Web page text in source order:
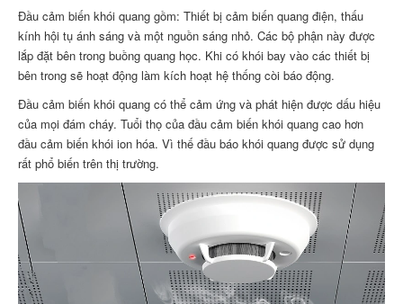
Đầu cảm biến khói quang gồm: Thiết bị cảm biến quang điện, thấu
kính hội tụ ánh sáng và một nguồn sáng nhỏ. Các bộ phận này được
lắp đặt bên trong buồng quang học. Khi có khói bay vào các thiết bị
bên trong sẽ hoạt động làm kích hoạt hệ thống còi báo động.
Đầu cảm biến khói quang có thể cảm ứng và phát hiện được dấu hiệu
của mọi đám cháy. Tuổi thọ của đầu cảm biến khói quang cao hơn
đầu cảm biến khói ion hóa. Vì thế đầu báo khói quang được sử dụng
rất phổ biến trên thị trường.